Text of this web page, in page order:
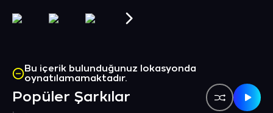
Bu içerik bulunduğunuz lokasyonda
oynatılamamaktadır.
Popüler Şarkılar